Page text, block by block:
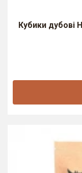
Кубики дубові